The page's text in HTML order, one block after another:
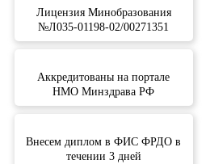
Лицензия Минобразования
№Л035-01198-02/00271351
Аккредитованы на портале
НМО Минздрава РФ
Внесем диплом в ФИС ФРДО в
течении 3 дней